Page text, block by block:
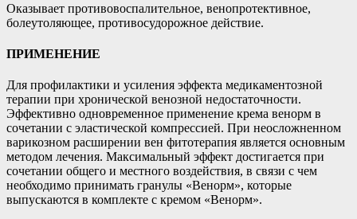
Оказывает противовоспалительное, венопротективное,
болеутоляющее, противосудорожное действие.
ПРИМЕНЕНИЕ
Для профилактики и усиления эффекта медикаментозной
терапии при хронической венозной недостаточности.
Эффективно одновременное применение крема венорм в
сочетании с эластической компрессией. При неосложненном
варикозном расширении вен фитотерапия является основным
методом лечения. Максимальный эффект достигается при
сочетании общего и местного воздействия, в связи с чем
необходимо принимать гранулы «Венорм», которые
выпускаются в комплекте с кремом «Венорм».